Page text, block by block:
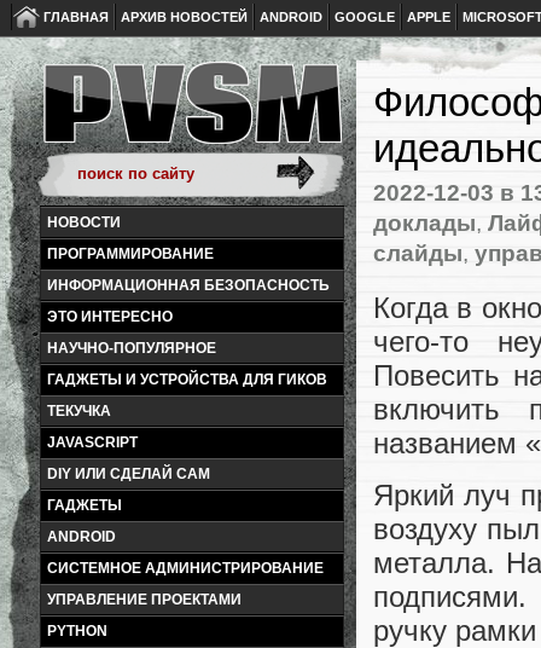
ГЛАВНАЯ АРХИВ НОВОСТЕЙ ANDROID GOOGLE APPLE
НОВОСТИ
ПРОГРАММИРОВАНИЕ
ИНФОРМАЦИОННАЯ БЕЗОПАСНОСТЬ
ЭТО ИНТЕРЕСНО
НАУЧНО-ПОПУЛЯРНОЕ
ГАДЖЕТЫ И УСТРОЙСТВА ДЛЯ ГИКОВ
ТЕКУЧКА
JAVASCRIPT
DIY ИЛИ СДЕЛАЙ САМ
ГАДЖЕТЫ
ANDROID
СИСТЕМНОЕ АДМИНИСТРИРОВАНИЕ
УПРАВЛЕНИЕ ПРОЕКТАМИ
PYTHON
2022-12-03 в
доклады,
слайды,
Когда в
чего-то
Повесить
включить
названием
Яркий луч
воздуху
металла.
подписями.
ручку